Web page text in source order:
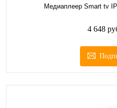
Медиаплеер Smart tv
4 648